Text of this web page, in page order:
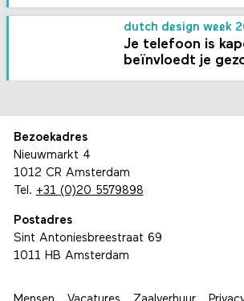
dutch design week
Je telefoon is
beïnvloedt je
Bezoekadres
Nieuwmarkt 4
1012 CR Amsterdam
Tel. +31 (0)20 5579898
Postadres
Sint Antoniesbreestraat 69
1011 HB Amsterdam